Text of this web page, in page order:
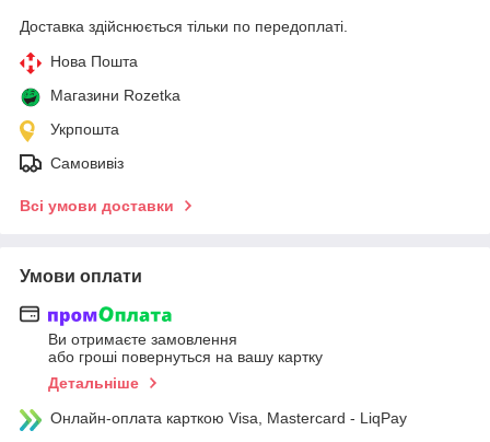
Доставка здійснюється тільки по передоплаті.
Нова Пошта
Магазини Rozetka
Укрпошта
Самовивіз
Всі умови доставки
Умови оплати
Ви отримаєте замовлення
або гроші повернуться на вашу картку
Детальніше
Онлайн-оплата карткою Visa, Mastercard - LiqPay